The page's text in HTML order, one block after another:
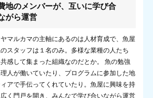
地のメンバーが、互いに学び合
がら運営
マルカマの主軸にあるのは人材育成で、魚屋
スタッフは１名のみ。多様な業種の人たち
感して集まった組織なのだとか。 魚の勉強
人が働いていたり、プログラムに参加した地
アで手伝ってくれていたり。魚屋に興味を持
く門戸を開き、みんなで学び合いながら運営